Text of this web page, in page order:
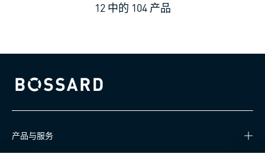
12 中的 104 产品
Bossard homepage
产品与服务